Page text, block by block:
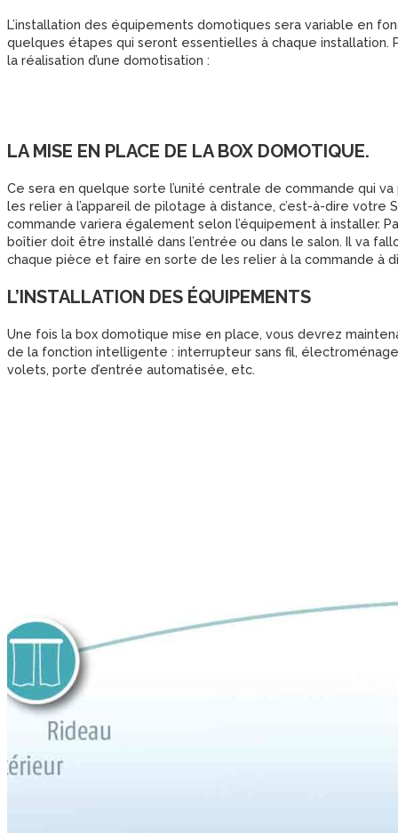
L’installation des équipements domotiques sera variable en
quelques étapes qui seront essentielles à chaque installation.
la réalisation d’une domotisation :
LA MISE EN PLACE DE LA BOX DOMOTIQUE.
Ce sera en quelque sorte l’unité centrale de commande qui
les relier à l’appareil de pilotage à distance, c’est-à-dire votre
commande variera également selon l’équipement à installer.
boîtier doit être installé dans l’entrée ou dans le salon. Il va
chaque pièce et faire en sorte de les relier à la commande à
L’INSTALLATION DES ÉQUIPEMENTS
Une fois la box domotique mise en place, vous devrez
de la fonction intelligente : interrupteur sans fil,
volets, porte d’entrée automatisée, etc.